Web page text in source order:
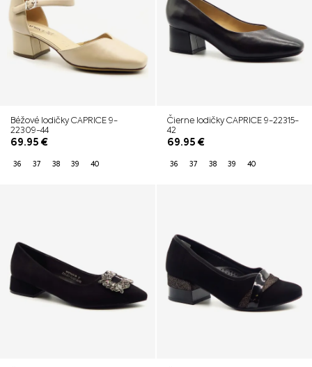
Béžové lodičky CAPRICE 9-
22309-44
69.95€
36 37 38 39 40
Čierne lodičky CAPRICE 9-22315-
42
69.95€
36 37 38 39 40